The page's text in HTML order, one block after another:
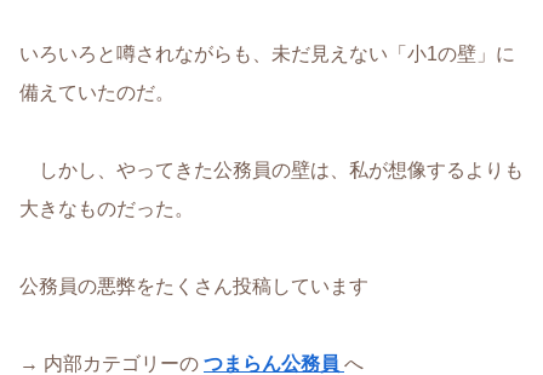
いろいろと噂されながらも、未だ見えない「小1の壁」に
備えていたのだ。
しかし、やってきた公務員の壁は、私が想像するよりも
大きなものだった。
公務員の悪弊をたくさん投稿しています
→ 内部カテゴリーの つまらん公務員 へ